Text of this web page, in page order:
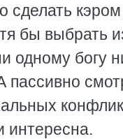
сделать
бы выбрать
богу
пассивно
интересна.